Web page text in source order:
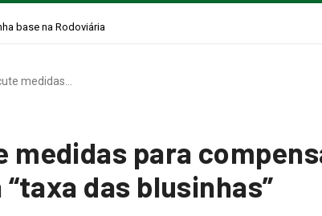
medidas…
medidas para
das blusinhas”